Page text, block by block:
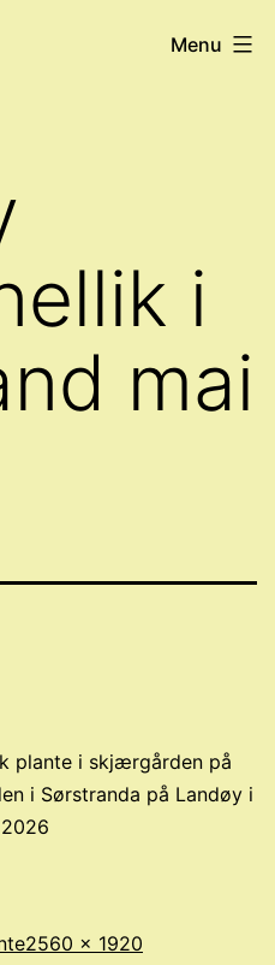
Menu
i
mai
plante i skjærgården på
i Sørstranda på Landøy i
Full
2560 × 1920